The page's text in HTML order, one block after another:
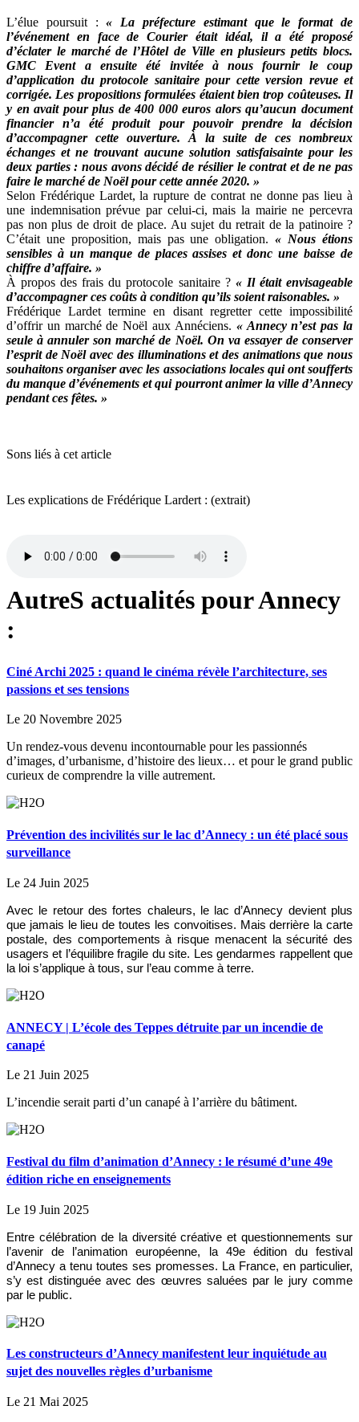
L’élue poursuit :« La préfecture estimant que le format de
l’événement en face de Courier était idéal, il a été proposé
d’éclater le marché de l’Hôtel de Ville en plusieurs petits blocs.
GMC Event a ensuite été invitée à nous fournir le coup
d’application du protocole sanitaire pour cette version revue et
corrigée. Les propositions formulées étaient bien trop coûteuses. Il
y en avait pour plus de 400 000 euros alors qu’aucun document
financier n’a été produit pour pouvoir prendre la décision
d’accompagner cette ouverture. À la suite de ces nombreux
échanges et ne trouvant aucune solution satisfaisainte pour les
deux parties : nous avons décidé de résilier le contrat et de ne pas
faire le marché de Noël pour cette année 2020. »
Selon Frédérique Lardet, la rupture de contrat ne donne pas lieu à
une indemnisation prévue par celui-ci, mais la mairie ne percevra
pas non plus de droit de place. Au sujet du retrait de la patinoire ?
C’était une proposition, mais pas une obligation.« Nous étions
sensibles à un manque de places assises et donc une baisse de
chiffre d’affaire. »
À propos des frais du protocole sanitaire ? « Il était envisageable
d’accompagner ces coûts à condition qu’ils soient raisonables. »
Frédérique Lardet termine en disant regretter cette impossibilité
d’offrir un marché de Noël aux Annéciens. « Annecy n’est pas la
seule à annuler son marché de Noël. On va essayer de conserver
l’esprit de Noël avec des illuminations et des animations que nous
souhaitons organiser avec les associations locales qui ont soufferts
du manque d’événements et qui pourront animer la ville d’Annecy
pendant ces fêtes. »
Sons liés à cet article
Les explications de Frédérique Lardert : (extrait)
AutreS actualités pour Annecy
:
Ciné Archi 2025 : quand le cinéma révèle l’architecture, ses
passions et ses tensions
Le 20 Novembre 2025
Un rendez-vous devenu incontournable pour les passionnés
d’images, d’urbanisme, d’histoire des lieux… et pour le grand public
curieux de comprendre la ville autrement.
Prévention des incivilités sur le lac d’Annecy : un été placé sous
surveillance
Le 24 Juin 2025
Avec le retour des fortes chaleurs, le lac d’Annecy devient plus
que jamais le lieu de toutes les convoitises. Mais derrière la carte
postale, des comportements à risque menacent la sécurité des
usagers et l’équilibre fragile du site. Les gendarmes rappellent que
la loi s’applique à tous, sur l’eau comme à terre.
ANNECY | L’école des Teppes détruite par un incendie de
canapé
Le 21 Juin 2025
L’incendie serait parti d’un canapé à l’arrière du bâtiment.
Festival du film d’animation d’Annecy : le résumé d’une 49e
édition riche en enseignements
Le 19 Juin 2025
Entre célébration de la diversité créative et questionnements sur
l’avenir de l’animation européenne, la 49e édition du festival
d’Annecy a tenu toutes ses promesses. La France, en particulier,
s’y est distinguée avec des œuvres saluées par le jury comme
par le public.
Les constructeurs d’Annecy manifestent leur inquiétude au
sujet des nouvelles règles d’urbanisme
Le 21 Mai 2025